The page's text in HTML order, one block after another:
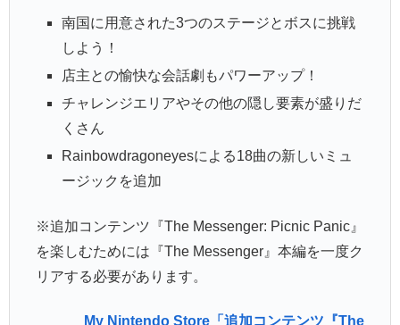
南国に用意された3つのステージとボスに挑戦
しよう！
店主との愉快な会話劇もパワーアップ！
チャレンジエリアやその他の隠し要素が盛りだ
くさん
Rainbowdragoneyesによる18曲の新しいミュ
ージックを追加
※追加コンテンツ『The Messenger: Picnic Panic』
を楽しむためには『The Messenger』本編を一度ク
リアする必要があります。
My Nintendo Store「追加コンテンツ『The